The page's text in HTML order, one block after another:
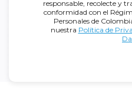
responsable, recolecte y
conformidad con el
Personales de
nuestra Política de